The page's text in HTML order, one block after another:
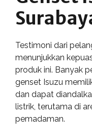
Testimoni dari
menunjukkan
produk ini. Banyak
genset Isuzu
dan dapat
listrik, terutama di
pemadaman.